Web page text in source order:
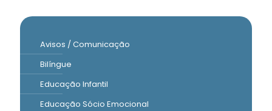
Avisos / Comunicação
Bilíngue
Educação Infantil
Educação Sócio Emocional